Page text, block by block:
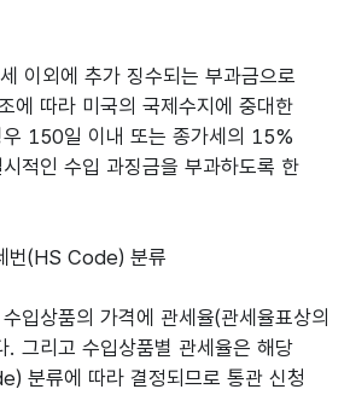
이외에 추가 징수되는 부과금으로
에 따라 미국의 국제수지에 중대한
우 150일 이내 또는 종가세의 15%
적인 수입 과징금을 부과하도록 한
번(HS Code) 분류
입상품의 가격에 관세율(관세율표상의
. 그리고 수입상품별 관세율은 해당
분류에 따라 결정되므로 통관 신청